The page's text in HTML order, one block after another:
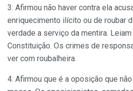
3: Afirmou não haver contra ela
enriquecimento ilícito ou de roubar
verdade a serviço da mentira.
Constituição. Os crimes de
ver com roubalheira.
4: Afirmou que é a oposição que